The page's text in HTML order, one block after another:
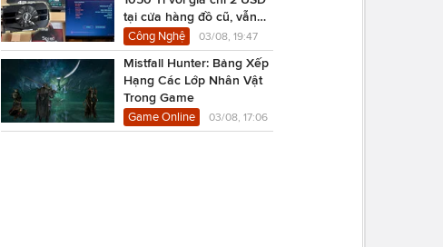
tại cửa hàng đồ cũ, vẫn
chạy Cyberpunk 2077
Công Nghệ 03/08, 19:47
Mistfall Hunter: Bảng Xếp
Hạng Các Lớp Nhân Vật
Trong Game
Game Online 03/08, 17:06